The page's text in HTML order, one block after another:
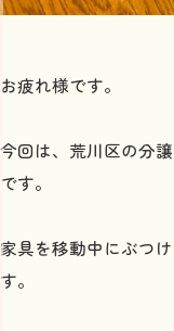
お疲れ様です。
今回は、荒川区の分
です。
家具を移動中にぶつ
す。